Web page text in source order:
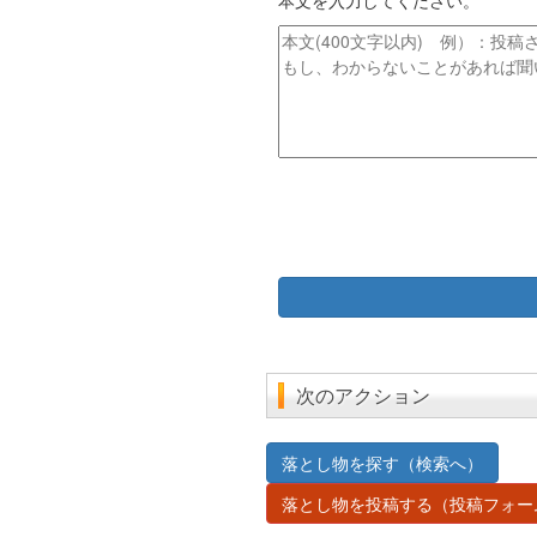
ス
ト
ル
本
文
次のアクション
落とし物を探す（検索へ）
落とし物を投稿する（投稿フォ